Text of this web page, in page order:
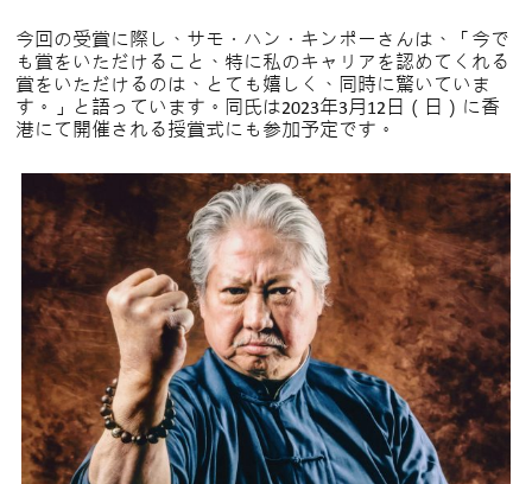
今回の受賞に際し、サモ・ハン・キンポーさんは、「今で
も賞をいただけること、特に私のキャリアを認めてくれる
賞をいただけるのは、とても嬉しく、同時に驚いていま
す。」と語っています。同氏は2023年3月12日（日）に香
港にて開催される授賞式にも参加予定です。